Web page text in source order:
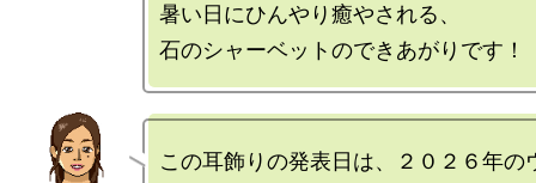
暑い日にひんやり癒やされる、
この耳飾りの発表日は、２０２６年の